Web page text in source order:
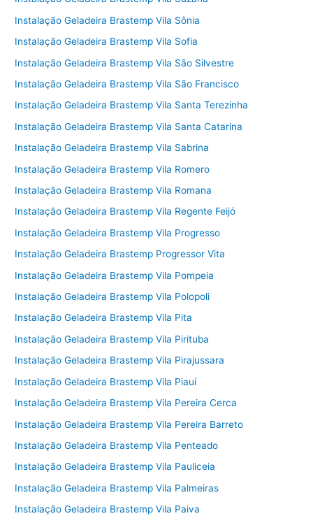
Instalação Geladeira Brastemp Vila Sônia
Instalação Geladeira Brastemp Vila Sofia
Instalação Geladeira Brastemp Vila São Silvestre
Instalação Geladeira Brastemp Vila São Francisco
Instalação Geladeira Brastemp Vila Santa Terezinha
Instalação Geladeira Brastemp Vila Santa Catarina
Instalação Geladeira Brastemp Vila Sabrina
Instalação Geladeira Brastemp Vila Romero
Instalação Geladeira Brastemp Vila Romana
Instalação Geladeira Brastemp Vila Regente Feijó
Instalação Geladeira Brastemp Vila Progresso
Instalação Geladeira Brastemp Progressor Vita
Instalação Geladeira Brastemp Vila Pompeia
Instalação Geladeira Brastemp Vila Polopoli
Instalação Geladeira Brastemp Vila Pita
Instalação Geladeira Brastemp Vila Pirituba
Instalação Geladeira Brastemp Vila Pirajussara
Instalação Geladeira Brastemp Vila Piauí
Instalação Geladeira Brastemp Vila Pereira Cerca
Instalação Geladeira Brastemp Vila Pereira Barreto
Instalação Geladeira Brastemp Vila Penteado
Instalação Geladeira Brastemp Vila Pauliceia
Instalação Geladeira Brastemp Vila Palmeiras
Instalação Geladeira Brastemp Vila Paiva